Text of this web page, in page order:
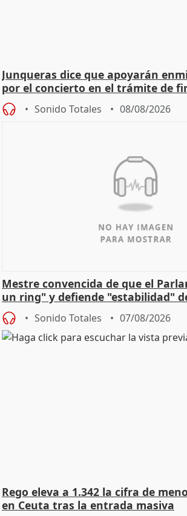
Junqueras dice que apoyarán
por el concierto en el trámite de
Sonido Totales 08/08/2026
Mestre convencida de que el
un ring" y defiende "estabilidad"
Vox
Sonido Totales 07/08/2026
Rego eleva a 1.342 la cifra de
en Ceuta tras la entrada masiva